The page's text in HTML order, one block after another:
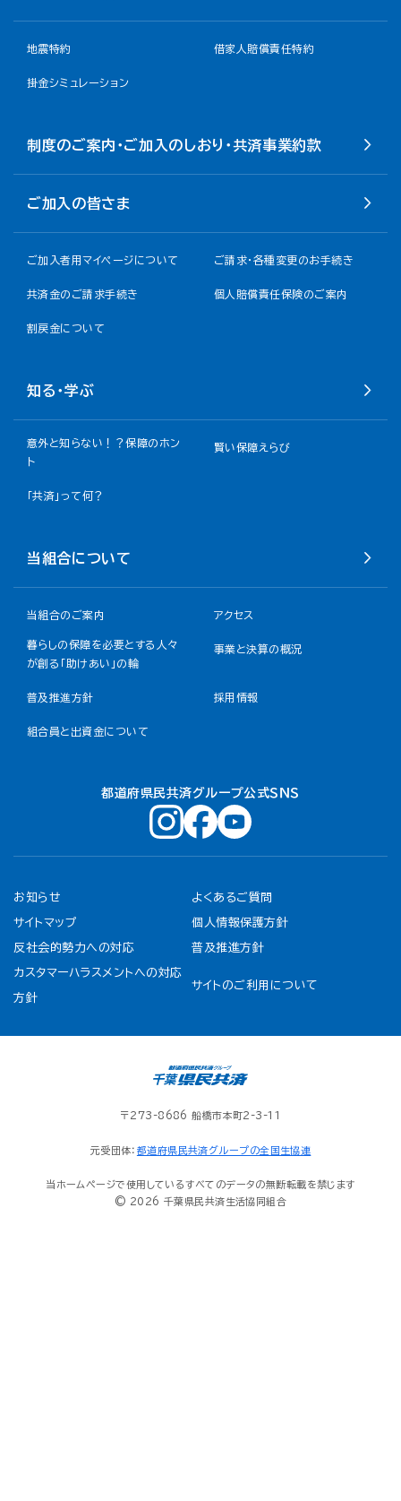
地震特約 借家人賠償責任特約
掛金シミュレーション
制度のご案内・ご加入のしおり・共済事業約款
ご加入の皆さま
ご加入者用マイページについて ご請求・各種変更のお手続き
共済金のご請求手続き 個人賠償責任保険のご案内
割戻金について​
知る・学ぶ
意外と知らない！？保障のホン
ト
賢い保障えらび
「共済」って何？
当組合について
当組合のご案内 アクセス
暮らしの保障を必要とする人々
が創る「助けあい」の輪
事業と決算の概況
普及推進方針 採用情報
組合員と出資金について
都道府県民共済グループ公式ＳＮＳ
お知らせ よくあるご質問
サイトマップ 個人情報保護方針
反社会的勢力への対応 普及推進方針
カスタマーハラスメントへの対応
方針
サイトのご利用について
〒273-8686 船橋市本町2-3-11
元受団体： 都道府県民共済グループの全国生協連
当ホームページで使用しているすべてのデータの無断転載を禁じます
© 2026 千葉県民共済生活協同組合